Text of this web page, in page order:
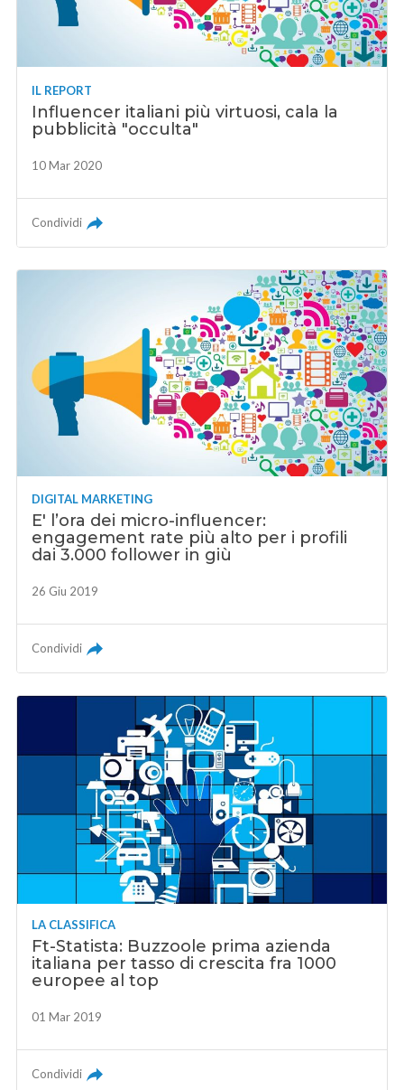
IL REPORT
Influencer italiani più virtuosi, cala la
pubblicità "occulta"
10 Mar 2020
Condividi
DIGITAL MARKETING
E' l’ora dei micro-influencer:
engagement rate più alto per i profili
dai 3.000 follower in giù
26 Giu 2019
Condividi
LA CLASSIFICA
Ft-Statista: Buzzoole prima azienda
italiana per tasso di crescita fra 1000
europee al top
01 Mar 2019
Condividi